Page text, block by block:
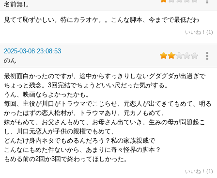
名前無し
見てて恥ずかしい。特にカラオケ。。こんな脚本、今までで最低だわ
いいね！(1)
2025-03-08 23:08:53
のん
最初面白かったのですが、途中からすっきりしないグダグダが出過ぎで
ちょっと残念。3回完結でちょうどいい尺だった気がする。
うん、映画ならよかったかも。
毎回、主役が川口がトラウマでこじらせ、元恋人が出てきてもめて、明る
かったはずの恋人松村が、トラウマあり、元カノもめて、
妹がもめて、お父さんもめて、お母さん出ていき、生みの母が問題起こ
し、川口元恋人が子供の親権でもめて、
どんだけ身内ネタでもめるんだろう？私の家族親戚で
こんなにもめた件ないから、あまりに奇々怪界の脚本？
もめる前の2回か3回で終わってほしかった。
いいね！(1)